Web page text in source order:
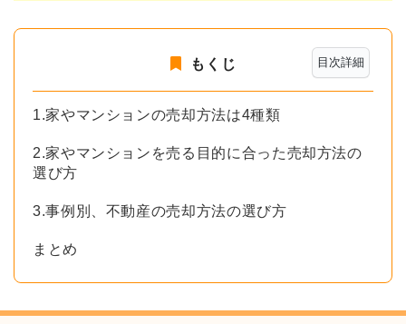
目次詳細
もくじ
1.家やマンションの売却方法は4種類
2.家やマンションを売る目的に合った売却方法の
選び方
3.事例別、不動産の売却方法の選び方
まとめ